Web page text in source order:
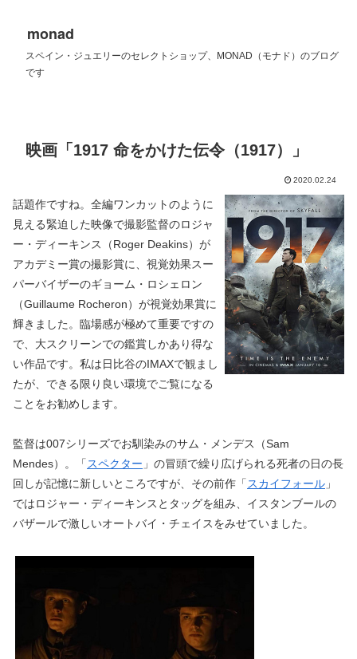
monad
スペイン・ジュエリーのセレクトショップ、MONAD（モナド）のブログ
です
映画「1917 命をかけた伝令（1917）」
2020.02.24
話題作ですね。全編ワンカットのように
見える緊迫した映像で撮影監督のロジャ
ー・ディーキンス（Roger Deakins）が
アカデミー賞の撮影賞に、視覚効果スー
パーバイザーのギョーム・ロシェロン
（Guillaume Rocheron）が視覚効果賞に
輝きました。臨場感が極めて重要ですの
で、大スクリーンでの鑑賞しかあり得な
い作品です。私は日比谷のIMAXで観まし
たが、できる限り良い環境でご覧になる
ことをお勧めします。
監督は007シリーズでお馴染みのサム・メンデス（Sam
Mendes）。「 スペクター 」の冒頭で繰り広げられる死者の日の長
回しが記憶に新しいところですが、その前作「 スカイフォール 」
ではロジャー・ディーキンスとタッグを組み、イスタンブールの
バザールで激しいオートバイ・チェイスをみせていました。